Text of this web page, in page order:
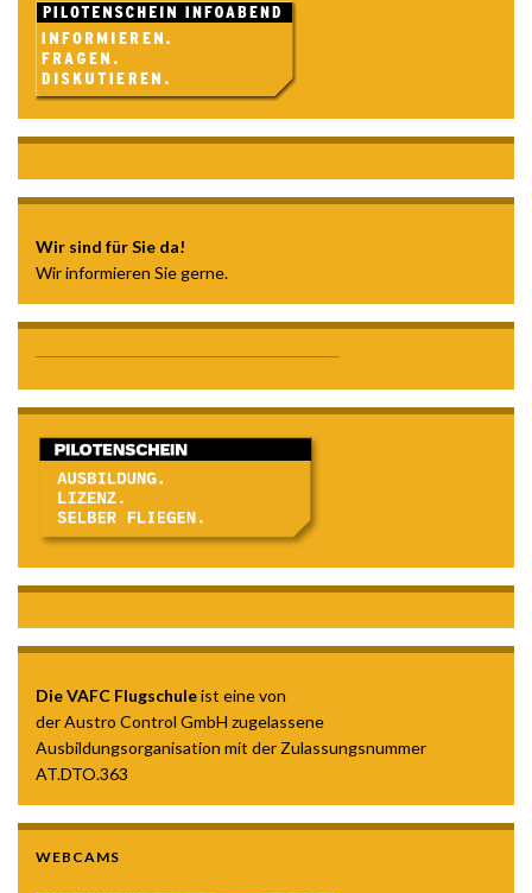
Wir sind für Sie da!
Wir informieren Sie gerne.
Die VAFC Flugschuleist eine von
der Austro Control GmbH zugelassene
Ausbildungsorganisation mit der Zulassungsnummer
AT.DTO.363
WEBCAMS